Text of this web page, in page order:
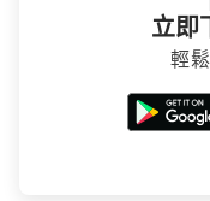
立
輕